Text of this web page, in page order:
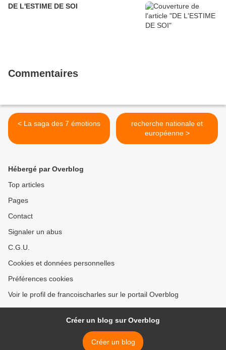
DE L'ESTIME DE SOI
Commentaires
< La saga des 7 émotions
recherche nationale et
européenne >
Hébergé par Overblog
Top articles
Pages
Contact
Signaler un abus
C.G.U.
Cookies et données personnelles
Préférences cookies
Voir le profil de francoischarles sur le portail Overblog
Créer un blog sur Overblog
Créer un blog